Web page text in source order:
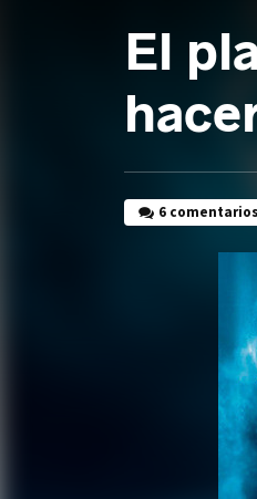
El
6 comentarios